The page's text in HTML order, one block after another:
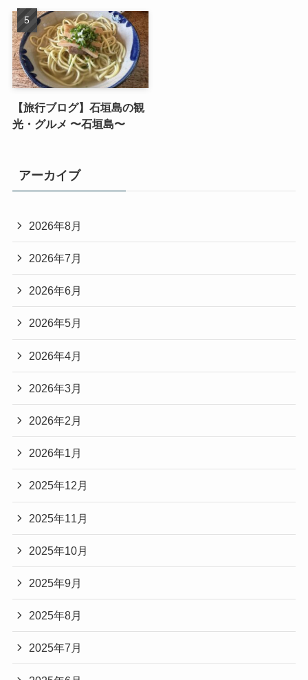
【旅行ブログ】石垣島の観
光・グルメ 〜石垣島〜
アーカイブ
2026年8月
2026年7月
2026年6月
2026年5月
2026年4月
2026年3月
2026年2月
2026年1月
2025年12月
2025年11月
2025年10月
2025年9月
2025年8月
2025年7月